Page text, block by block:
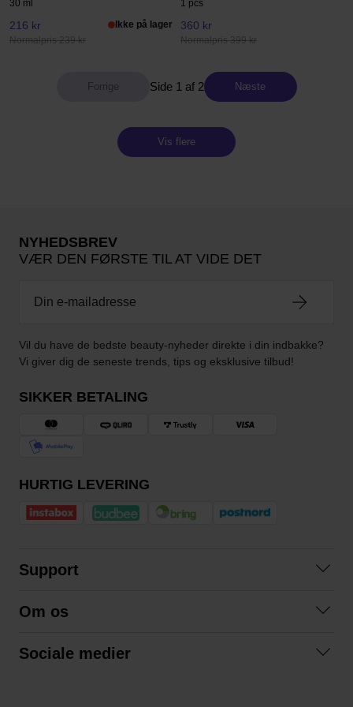
30 ml
216 kr
Normalpris 239 kr
Ikke på lager
1 pcs
360 kr
Normalpris 399 kr
Side 1 af 2 Næste
Vis flere
NYHEDSBREV
VÆR DEN FØRSTE TIL AT VIDE DET
Vil du have de bedste beauty-nyheder direkte i din indbakke?
Vi giver dig de seneste trends, tips og eksklusive tilbud!
SIKKER BETALING
HURTIG LEVERING
Support
Betingelser
Om os
Sociale medier